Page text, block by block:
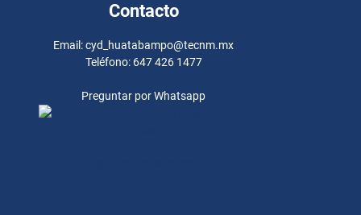
Contacto
Email: cyd_huatabampo@tecnm.mx
Teléfono: 647 426 1477
Preguntar por Whatsapp